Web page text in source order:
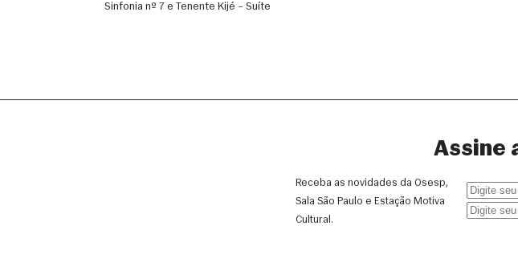
Sinfonia nº 7 e Tenente Kijé – Suíte
Assine
Receba as novidades da Osesp,
Sala São Paulo e Estação Motiva
Cultural.